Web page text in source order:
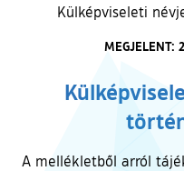
Külképviseleti
MEGJELENT:
A mellékletből arról